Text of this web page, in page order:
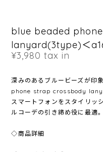
blue beaded
lanyard(3type)＜
¥3,980 tax in
深みのあるブルービーズが印
phone strap crossbody
スマートフォンをスタイリッ
ルコーデの引き締め役に最適。
◇商品詳細